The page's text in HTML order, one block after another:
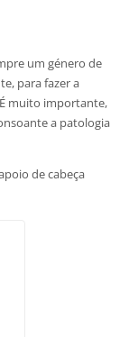
um género de
para fazer a
muito importante,
a patologia
de cabeça